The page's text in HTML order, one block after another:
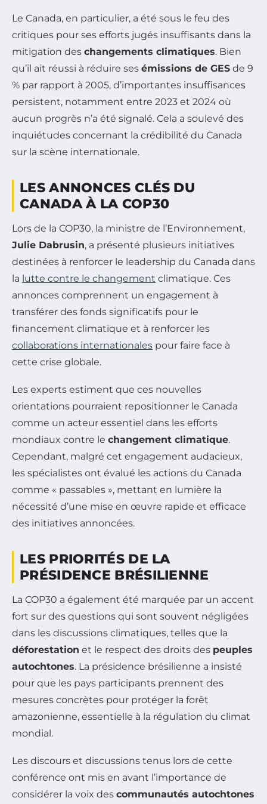
Le Canada, en particulier, a été sous le feu des
critiques pour ses efforts jugés insuffisants dans la
mitigation des changements climatiques. Bien
qu’il ait réussi à réduire ses émissions de GES de 9
% par rapport à 2005, d’importantes insuffisances
persistent, notamment entre 2023 et 2024 où
aucun progrès n’a été signalé. Cela a soulevé des
inquiétudes concernant la crédibilité du Canada
sur la scène internationale.
LES ANNONCES CLÉS DU
CANADA À LA COP30
Lors de la COP30, la ministre de l’Environnement,
Julie Dabrusin, a présenté plusieurs initiatives
destinées à renforcer le leadership du Canada dans
la lutte contre le changement climatique. Ces
annonces comprennent un engagement à
transférer des fonds significatifs pour le
financement climatique et à renforcer les
collaborations internationales pour faire face à
cette crise globale.
Les experts estiment que ces nouvelles
orientations pourraient repositionner le Canada
comme un acteur essentiel dans les efforts
mondiaux contre le changement climatique.
Cependant, malgré cet engagement audacieux,
les spécialistes ont évalué les actions du Canada
comme « passables », mettant en lumière la
nécessité d’une mise en œuvre rapide et efficace
des initiatives annoncées.
LES PRIORITÉS DE LA
PRÉSIDENCE BRÉSILIENNE
La COP30 a également été marquée par un accent
fort sur des questions qui sont souvent négligées
dans les discussions climatiques, telles que la
déforestation et le respect des droits des peuples
autochtones. La présidence brésilienne a insisté
pour que les pays participants prennent des
mesures concrètes pour protéger la forêt
amazonienne, essentielle à la régulation du climat
mondial.
Les discours et discussions tenus lors de cette
conférence ont mis en avant l’importance de
considérer la voix des communautés autochtones